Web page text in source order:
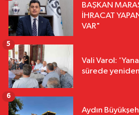
BAŞKAN
İHRACAT
VAR"
Vali Varol:
sürede
5
Aydın
6